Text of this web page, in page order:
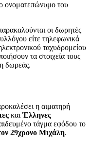
ονοματεπώνυμο του
οι δωρητές
είτε τηλεφωνικά
ταχυδρομείου
τα στοιχεία τους
δωρεάς.
η αιματηρή
και Έλληνες
τάγμα εφόδου το
29χρονο Μιχάλη.